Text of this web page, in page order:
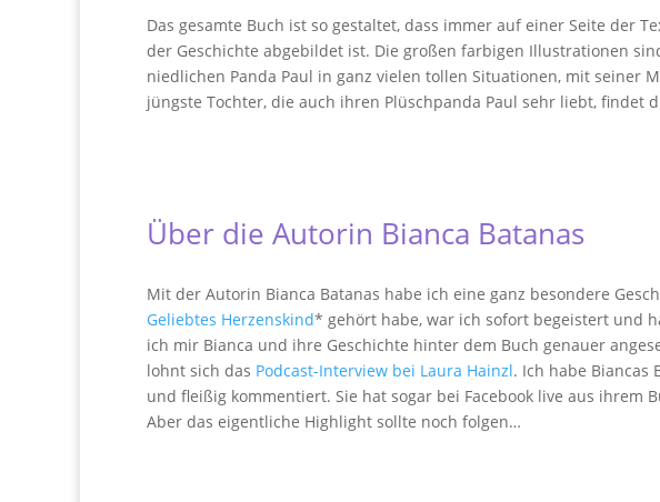
Das gesamte Buch ist so gestaltet, dass immer auf einer Seite der
der Geschichte abgebildet ist. Die großen farbigen Illustrationen
niedlichen Panda Paul in ganz vielen tollen Situationen, mit seiner
jüngste Tochter, die auch ihren Plüschpanda Paul sehr liebt, findet
Über die Autorin Bianca Batanas
Mit der Autorin Bianca Batanas habe ich eine ganz besondere
Geliebtes Herzenskind* gehört habe, war ich sofort begeistert und
ich mir Bianca und ihre Geschichte hinter dem Buch genauer
lohnt sich das Podcast-Interview bei Laura Hainzl. Ich habe Biancas
und fleißig kommentiert. Sie hat sogar bei Facebook live aus ihrem
Aber das eigentliche Highlight sollte noch folgen…